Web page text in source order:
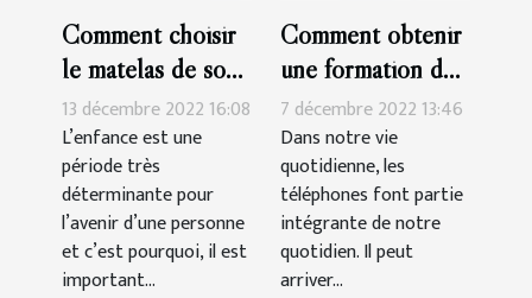
Comment choisir
le matelas de son
enfant?
13 décembre 2022 16:08
L’enfance est une
période très
déterminante pour
l’avenir d’une personne
et c’est pourquoi, il est
important...
Comment obtenir
une formation de
réparation de
smartphone à
Montpelier ?
7 décembre 2022 13:46
Dans notre vie
quotidienne, les
téléphones font partie
intégrante de notre
quotidien. Il peut
arriver...